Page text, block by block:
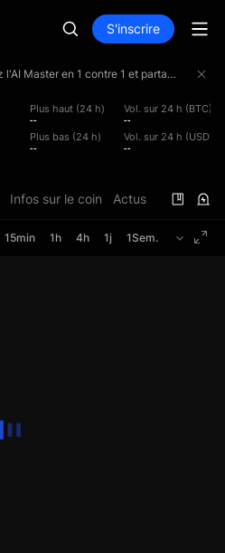
S'inscrire
⚔️ Duel 1v1 : saison 2 ! Défiez l'AI Master en 1 contre 1 et partagez une cagnotte de 4 000 000 USDT !
Plus haut (24 h)
--
Vol. sur 24 h (BTC)
--
Plus bas (24 h)
--
Vol. sur 24 h (USDT)
--
Infos sur le coin Actus
15min 1h 4h 1j 1Sem.